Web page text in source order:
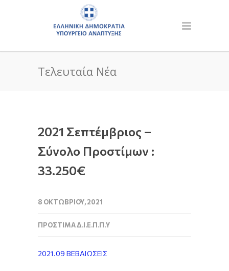
Τελευταία Νέα
2021 Σεπτέμβριος –
Σύνολο Προστίμων :
33.250€
8 ΟΚΤΩΒΡΊΟΥ, 2021
ΠΡΌΣΤΙΜΑ Δ.Ι.Ε.Π.Π.Υ
2021.09 ΒΕΒΑΙΩΣΕΙΣ